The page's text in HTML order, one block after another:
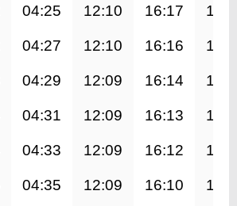
04:25 12:10 16:17
04:27 12:10 16:16
04:29 12:09 16:14
04:31 12:09 16:13
04:33 12:09 16:12
04:35 12:09 16:10